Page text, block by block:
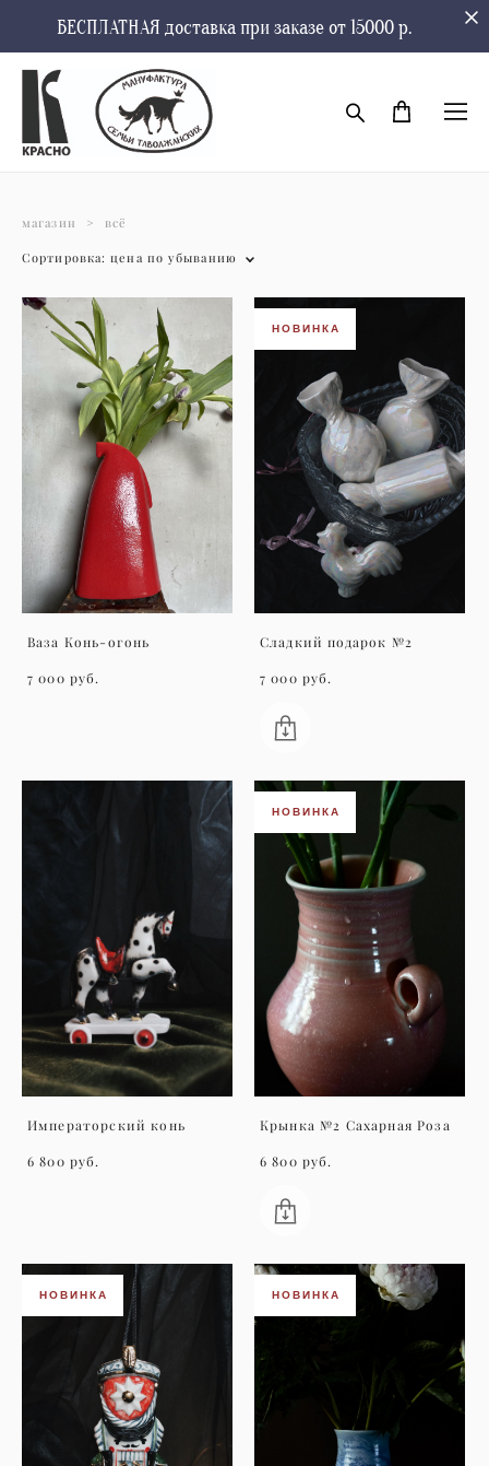
БЕСПЛАТНАЯ доставка при заказе от 15000 р.
магазин > всё
Сортировка: цена по убыванию
Ваза Конь-огонь
7 000 pуб.
НОВИНКА
Сладкий подарок №2
7 000 pуб.
Императорский конь
6 800 pуб.
НОВИНКА
Крынка №2 Сахарная Роза
6 800 pуб.
НОВИНКА НОВИНКА